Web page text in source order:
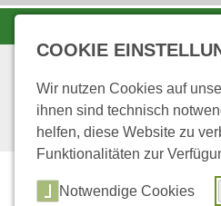
COOKIE
Wir nutzen Cookies auf
ihnen sind technisch
helfen, diese Website zu
Funktionalitäten zur
Notwendige Cookies